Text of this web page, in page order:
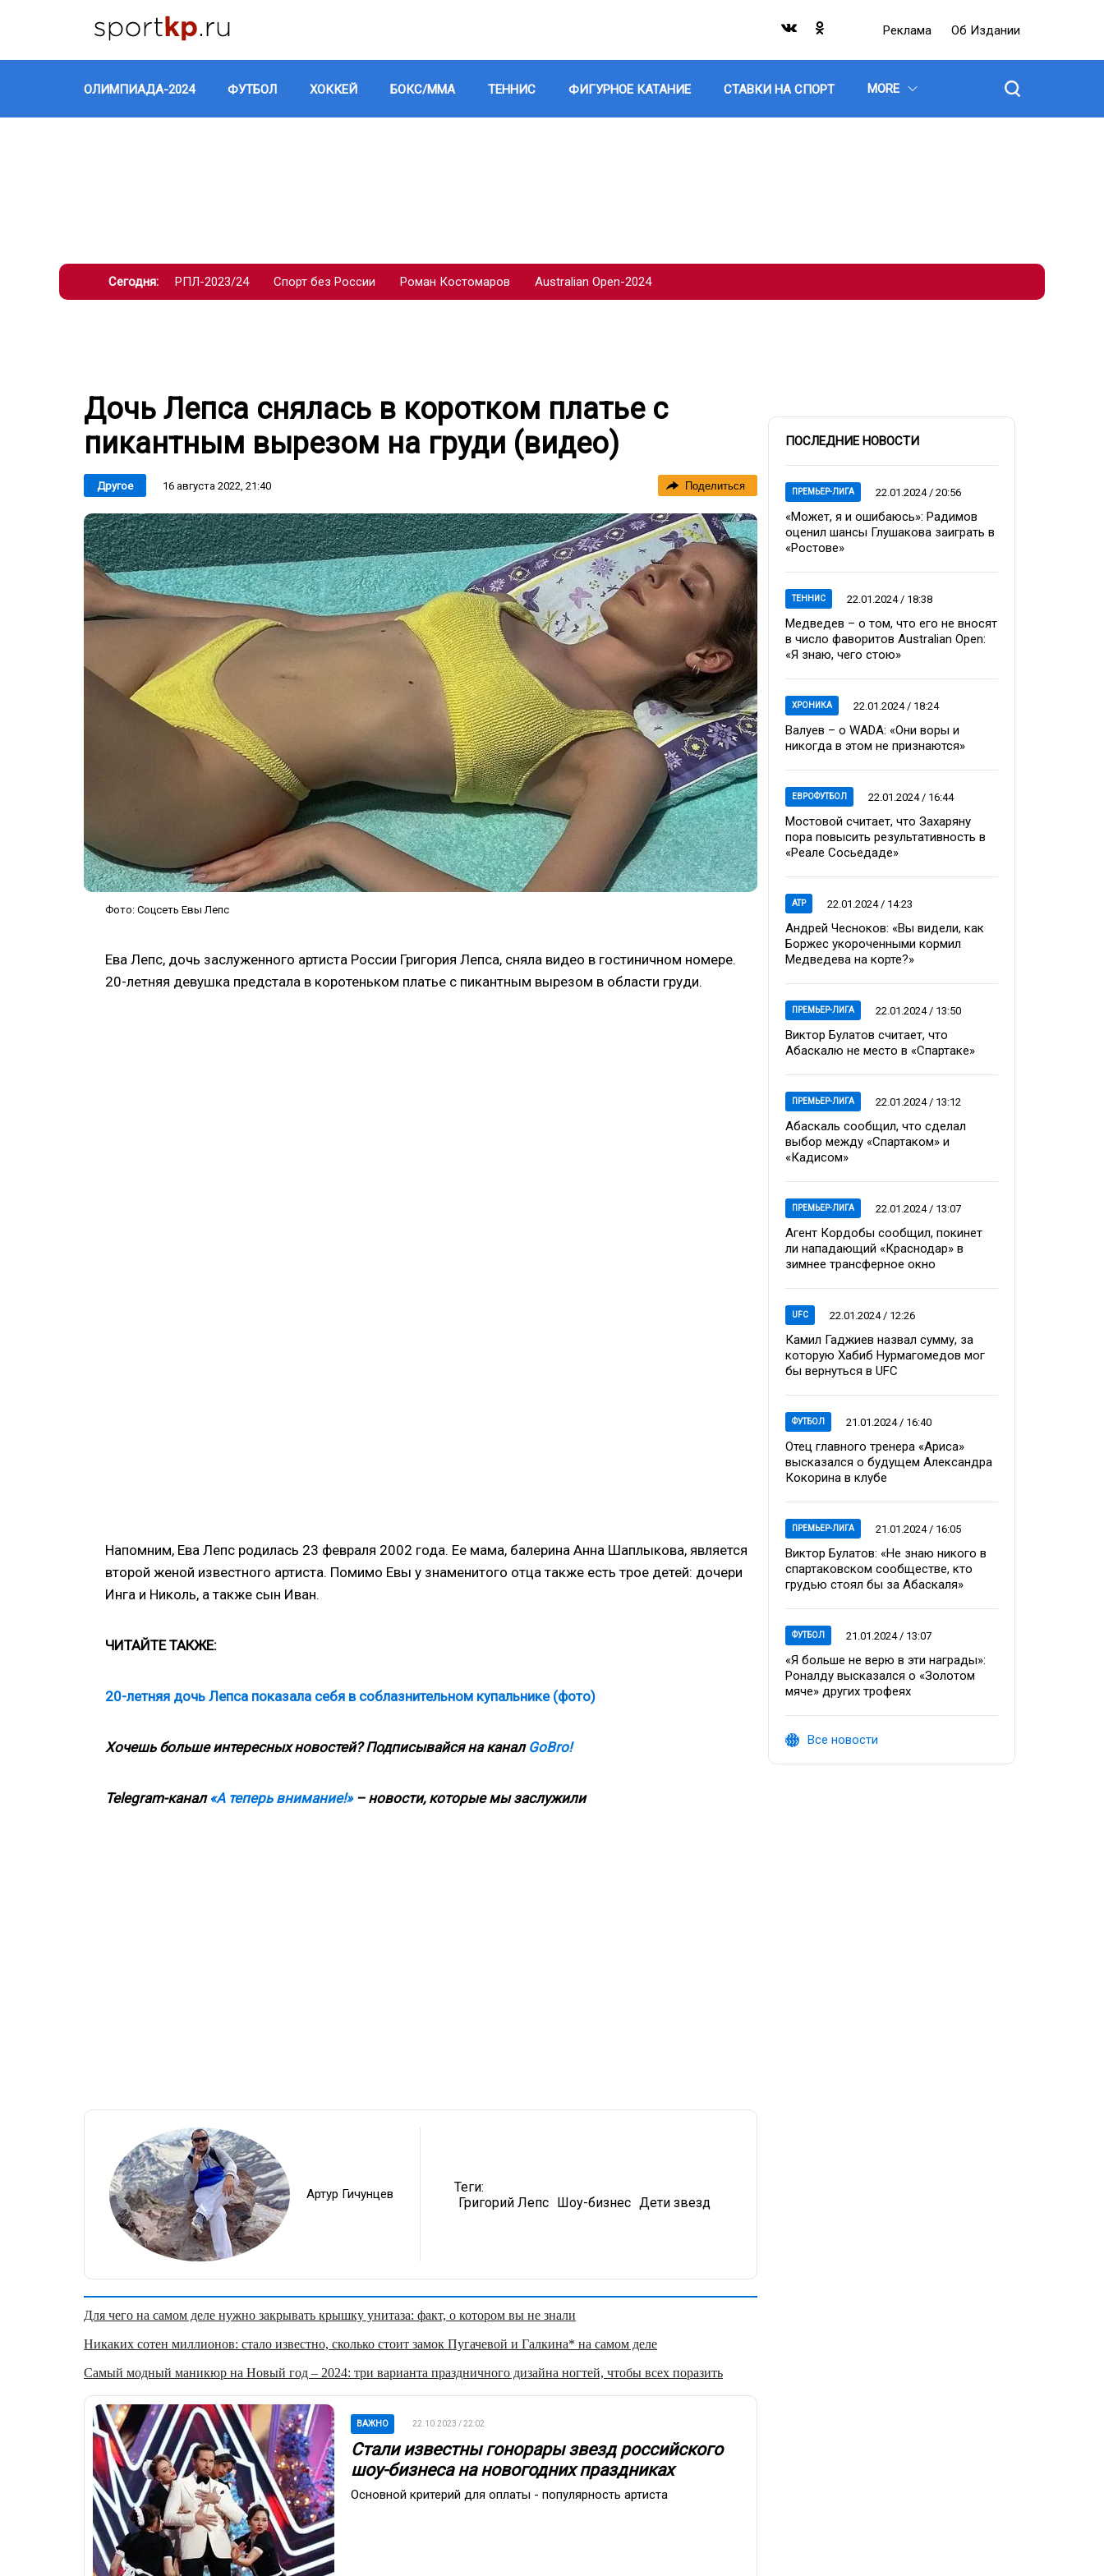
Реклама Об Издании
ОЛИМПИАДА-2024 ФУТБОЛ ХОККЕЙ БОКС/ММА ТЕННИС ФИГУРНОЕ КАТАНИЕ СТАВКИ НА СПОРТ MORE
Сегодня: РПЛ-2023/24 Спорт без России Роман Костомаров Australian Open-2024
Дочь Лепса снялась в коротком платье с
пикантным вырезом на груди (видео)
Другое 16 августа 2022, 21:40 Поделиться
Фото: Соцсеть Евы Лепс
Ева Лепс, дочь заслуженного артиста России Григория Лепса, сняла видео в гостиничном номере.
20-летняя девушка предстала в коротеньком платье с пикантным вырезом в области груди.
Напомним, Ева Лепс родилась 23 февраля 2002 года. Ее мама, балерина Анна Шаплыкова, является
второй женой известного артиста. Помимо Евы у знаменитого отца также есть трое детей: дочери
Инга и Николь, а также сын Иван.
ЧИТАЙТЕ ТАКЖЕ:
20-летняя дочь Лепса показала себя в соблазнительном купальнике (фото)
Хочешь больше интересных новостей? Подписывайся на канал GoBro!
Telegram-канал «А теперь внимание!»– новости, которые мы заслужили
Артур Гичунцев
Теги:
Григорий Лепс Шоу-бизнес Дети звезд
Для чего на самом деле нужно закрывать крышку унитаза: факт, о котором вы не знали
Никаких сотен миллионов: стало известно, сколько стоит замок Пугачевой и Галкина* на самом деле
Самый модный маникюр на Новый год – 2024: три варианта праздничного дизайна ногтей, чтобы всех поразить
ВАЖНО 22.10.2023 / 22:02
Стали известны гонорары звезд российского
шоу-бизнеса на новогодних праздниках
Основной критерий для оплаты - популярность артиста
ПОСЛЕДНИЕ НОВОСТИ
ПРЕМЬЕР-ЛИГА 22.01.2024 / 20:56
«Может, я и ошибаюсь»: Радимов
оценил шансы Глушакова заиграть в
«Ростове»
ТЕННИС 22.01.2024 / 18:38
Медведев – о том, что его не вносят
в число фаворитов Australian Open:
«Я знаю, чего стою»
ХРОНИКА 22.01.2024 / 18:24
Валуев – о WADA: «Они воры и
никогда в этом не признаются»
ЕВРОФУТБОЛ 22.01.2024 / 16:44
Мостовой считает, что Захаряну
пора повысить результативность в
«Реале Сосьедаде»
ATP 22.01.2024 / 14:23
Андрей Чесноков: «Вы видели, как
Боржес укороченными кормил
Медведева на корте?»
ПРЕМЬЕР-ЛИГА 22.01.2024 / 13:50
Виктор Булатов считает, что
Абаскалю не место в «Спартаке»
ПРЕМЬЕР-ЛИГА 22.01.2024 / 13:12
Абаскаль сообщил, что сделал
выбор между «Спартаком» и
«Кадисом»
ПРЕМЬЕР-ЛИГА 22.01.2024 / 13:07
Агент Кордобы сообщил, покинет
ли нападающий «Краснодар» в
зимнее трансферное окно
UFC 22.01.2024 / 12:26
Камил Гаджиев назвал сумму, за
которую Хабиб Нурмагомедов мог
бы вернуться в UFC
ФУТБОЛ 21.01.2024 / 16:40
Отец главного тренера «Ариса»
высказался о будущем Александра
Кокорина в клубе
ПРЕМЬЕР-ЛИГА 21.01.2024 / 16:05
Виктор Булатов: «Не знаю никого в
спартаковском сообществе, кто
грудью стоял бы за Абаскаля»
ФУТБОЛ 21.01.2024 / 13:07
«Я больше не верю в эти награды»:
Роналду высказался о «Золотом
мяче» других трофеях
Все новости